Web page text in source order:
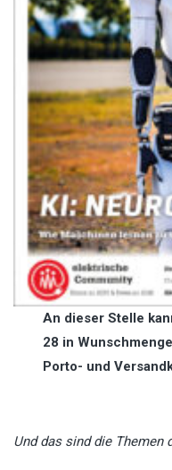
An dieser Stelle
28 in
Porto- und
Und das sind die Themen